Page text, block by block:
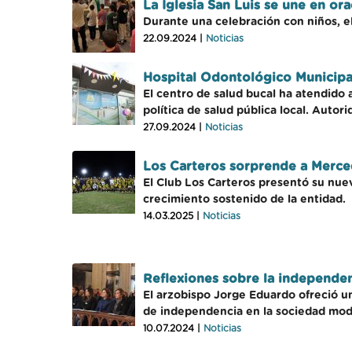
La Iglesia San Luis se une en
Durante una celebración con niños,
22.09.2024 | Noticias
Hospital Odontológico
El centro de salud bucal ha atendido
política de salud pública local.
27.09.2024 | Noticias
Los Carteros sorprende a
El Club Los Carteros presentó su
crecimiento sostenido de la entidad.
14.03.2025 | Noticias
Reflexiones sobre la
El arzobispo Jorge Eduardo ofreció
de independencia en la sociedad
10.07.2024 | Noticias